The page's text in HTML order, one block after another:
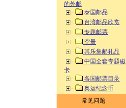
的外邮
泰国邮品
台湾邮品欣赏
专题邮票
空册
其乐集邮礼品
中国全套专题磁
卡
各国邮票目录
奥运纪念币
常见问题